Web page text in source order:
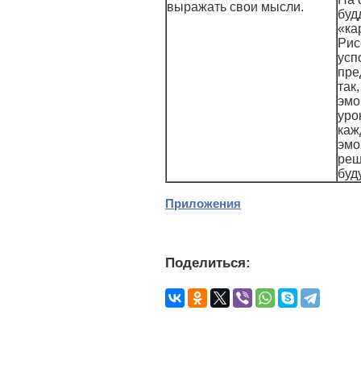
выражать свои мысли.
Приложения
Поделиться: